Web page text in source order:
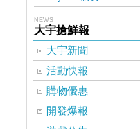
NEWS
大宇搶鮮報
大宇新聞
活動快報
購物優惠
開發爆報